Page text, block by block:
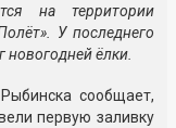
на территории
У последнего
новогодней ёлки.
сообщает,
первую заливку